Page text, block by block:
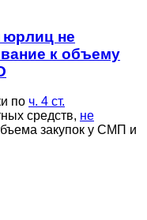
не
к объему
по ч. 4 ст.
средств, не
закупок у СМП и